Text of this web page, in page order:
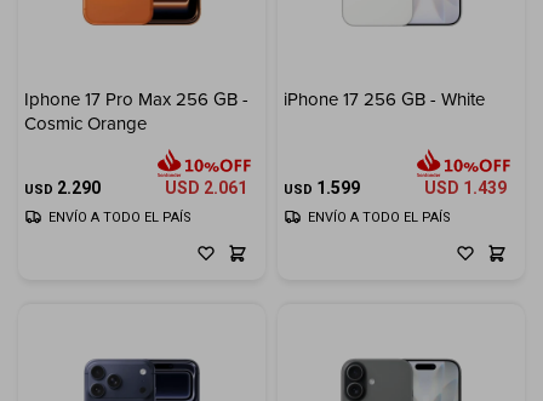
Iphone 17 Pro Max 256 GB -
Cosmic Orange
USD 2.290 USD 2.061
ENVÍO A TODO EL PAÍS
iPhone 17 256 GB - White
USD 1.599 USD 1.439
ENVÍO A TODO EL PAÍS
TV y Audio Monitores